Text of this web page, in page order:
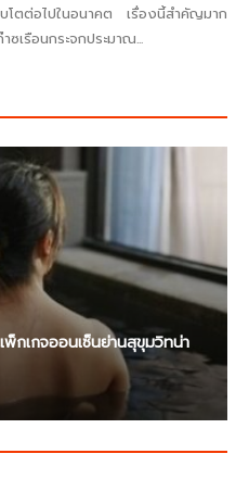
บโตต่อไปในอนาคต เรื่องนี้สำคัญมาก
ซเรือนกระจกประมาณ...
เกจออนเซ็นย่านสุขุมวิทน่า